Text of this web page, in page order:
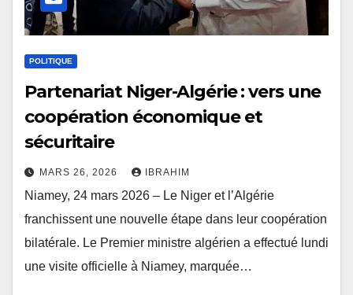
POLITIQUE
Partenariat Niger-Algérie : vers une
coopération économique et
sécuritaire
MARS 26, 2026 IBRAHIM
Niamey, 24 mars 2026 – Le Niger et l’Algérie
franchissent une nouvelle étape dans leur coopération
bilatérale. Le Premier ministre algérien a effectué lundi
une visite officielle à Niamey, marquée…